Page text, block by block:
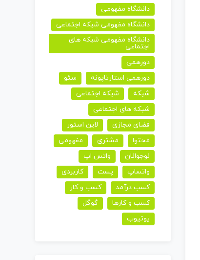
دانشگاه مفهومی
دانشگاه مفهومی شبکه اجتماعی
دانشگاه مفهومی شبکه های
اجتماعی
دورهمی
دورهمی استارتاپونه
سئو
شبکه
شبکه اجتماعی
شبکه های اجتماعی
فضای مجازی
لاین استور
محتوا
مشتری
مفهومی
نوجوانان
واتس اپ
واتساپ
پست
کاربردی
کسب درآمد
کسب و کار
کسب و کارها
گوگل
یوتیوب